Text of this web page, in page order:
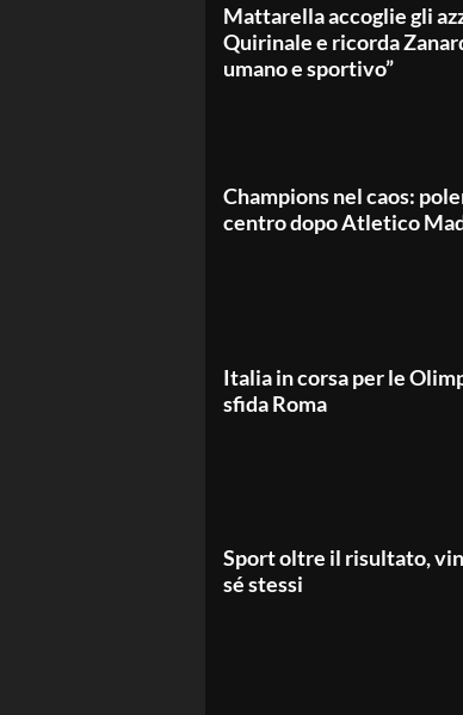
Mattarella accoglie gli
Quirinale e ricorda
umano e sportivo”
Champions nel caos:
centro dopo Atletico
Italia in corsa per le
sfida Roma
Sport oltre il risultato,
sé stessi